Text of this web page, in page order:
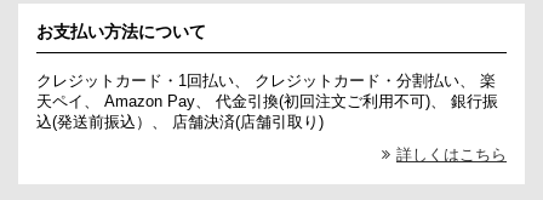
お支払い方法について
クレジットカード・1回払い、 クレジットカード・分割払い、 楽
天ペイ、 Amazon Pay、 代金引換(初回注文ご利用不可)、 銀行振
込(発送前振込）、 店舗決済(店舗引取り)
詳しくはこちら